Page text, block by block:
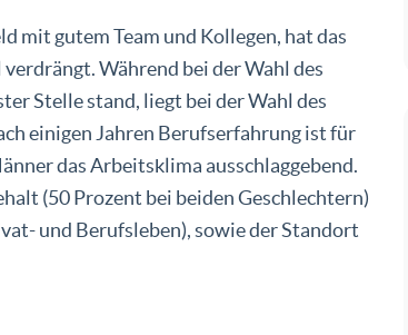
mit gutem Team und Kollegen, hat das
Während bei der Wahl des
Stelle stand, liegt bei der Wahl des
einigen Jahren Berufserfahrung ist für
das Arbeitsklima ausschlaggebend.
(50 Prozent bei beiden Geschlechtern)
und Berufsleben), sowie der Standort